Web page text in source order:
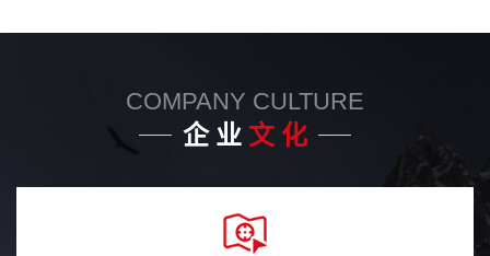
COMPANY CULTURE
企 业 文 化